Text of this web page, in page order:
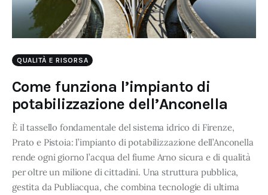
QUALITÀ E RISORSA
Come funziona l’impianto di
potabilizzazione dell’Anconella
È il tassello fondamentale del sistema idrico di Firenze,
Prato e Pistoia: l’impianto di potabilizzazione dell’Anconella
rende ogni giorno l’acqua del fiume Arno sicura e di qualità
per oltre un milione di cittadini. Una struttura pubblica,
gestita da Publiacqua, che combina tecnologie di ultima